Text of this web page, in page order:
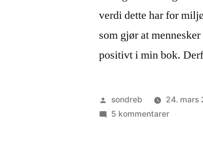
verdi dette har for
som gjør at
positivt i min bok.
Publisert
av
sondreb 24. mars
5 kommentarertil